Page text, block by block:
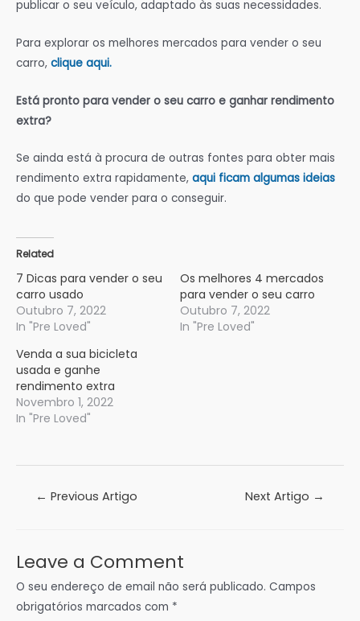
publicar o seu veículo, adaptado às suas necessidades.
Para explorar os melhores mercados para vender o seu
carro, clique aqui.
Está pronto para vender o seu carro e ganhar rendimento
extra?
Se ainda está à procura de outras fontes para obter mais
rendimento extra rapidamente, aqui ficam algumas ideias
do que pode vender para o conseguir.
Related
7 Dicas para vender o seu
carro usado
Outubro 7, 2022
In "Pre Loved"
Os melhores 4 mercados
para vender o seu carro
Outubro 7, 2022
In "Pre Loved"
Venda a sua bicicleta
usada e ganhe
rendimento extra
Novembro 1, 2022
In "Pre Loved"
Navegação
← Previous Artigo Next Artigo →
Leave a Comment
O seu endereço de email não será publicado. Campos
obrigatórios marcados com *